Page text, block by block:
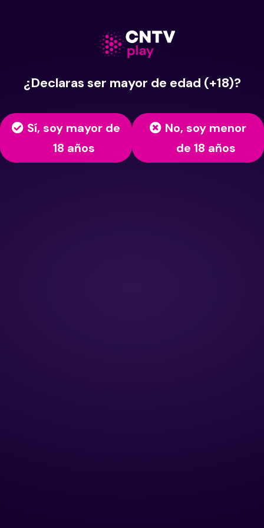
¿Declaras ser mayor de edad (+18)?
Sí, soy mayor de
18 años
No, soy menor
de 18 años